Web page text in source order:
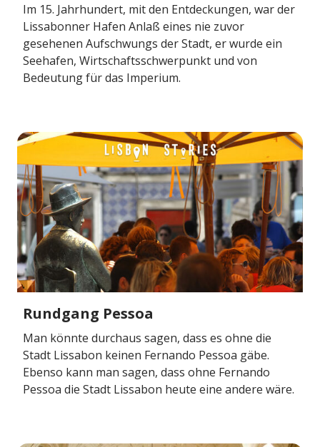
Im 15. Jahrhundert, mit den Entdeckungen, war der
Lissabonner Hafen Anlaß eines nie zuvor
gesehenen Aufschwungs der Stadt, er wurde ein
Seehafen, Wirtschaftsschwerpunkt und von
Bedeutung für das Imperium.
Rundgang Pessoa
Man könnte durchaus sagen, dass es ohne die
Stadt Lissabon keinen Fernando Pessoa gäbe.
Ebenso kann man sagen, dass ohne Fernando
Pessoa die Stadt Lissabon heute eine andere wäre.